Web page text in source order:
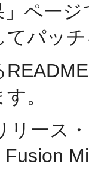
」ペー
てパッ
。
リース